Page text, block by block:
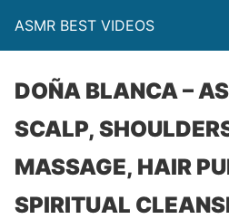
ASMR BEST VIDEOS
DOÑA BLANCA –
SCALP,
MASSAGE, HAIR
SPIRITUAL